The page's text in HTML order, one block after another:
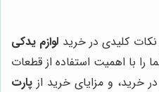
کلیدی در خرید لوازم یدکی
را با اهمیت استفاده از قطعات
خرید، و مزایای خرید از پارت